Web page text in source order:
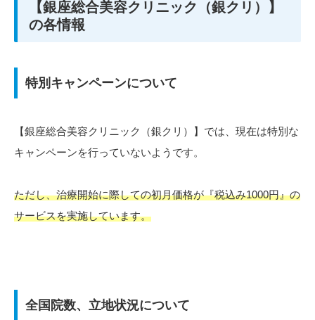
【銀座総合美容クリニック（銀クリ）】
の各情報
特別キャンペーンについて
【銀座総合美容クリニック（銀クリ）】では、現在は特別な
キャンペーンを行っていないようです。
ただし、治療開始に際しての初月価格が『税込み1000円』の
サービスを実施しています。
全国院数、立地状況について